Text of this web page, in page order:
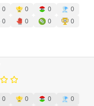
0 0 0
0
0 0 0
0
0 0 0
0